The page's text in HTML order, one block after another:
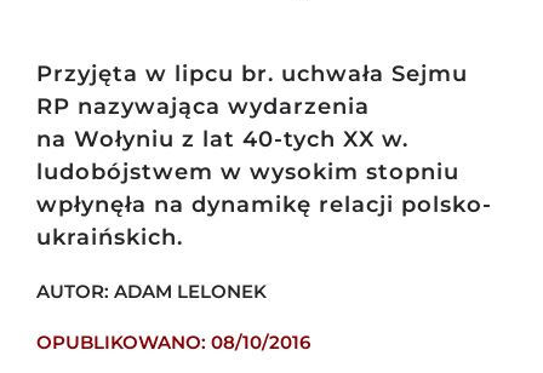
Przyjęta w lipcu br. uchwała Sejmu
RP nazywająca wydarzenia
na Wołyniu z lat 40-tych XX w.
ludobójstwem w wysokim stopniu
wpłynęła na dynamikę relacji polsko-
ukraińskich.
AUTOR: ADAM LELONEK
OPUBLIKOWANO: 08/10/2016